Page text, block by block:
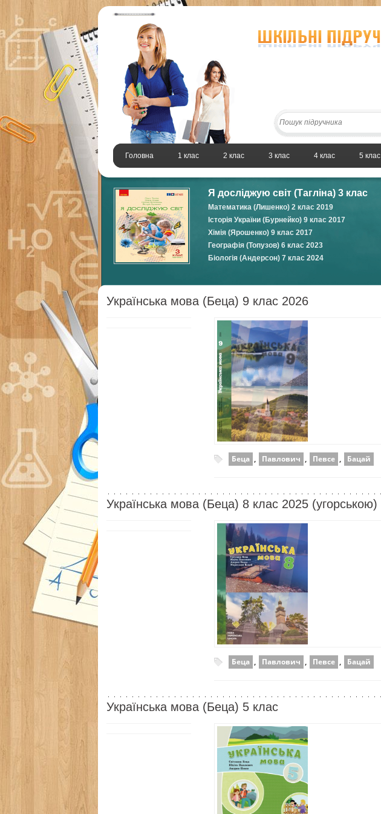
Головна 1 клас 2 клас 3 клас 4 клас 5 клас
Я досліджую світ (Тагліна) 3 клас
Математика (Лишенко) 2 клас 2019
Історія України (Бурнейко) 9 клас 2017
Хімія (Ярошенко) 9 клас 2017
Географія (Топузов) 6 клас 2023
Біологія (Андерсон) 7 клас 2024
Українська мова (Беца) 9 клас 2026
Беца , Павлович , Певсе , Бацай
Українська мова (Беца) 8 клас 2025 (угорською)
Беца , Павлович , Певсе , Бацай
Українська мова (Беца) 5 клас